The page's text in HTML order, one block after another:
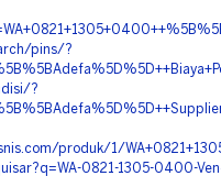
pins/?
?
produk/1/
0821-1305-0400-